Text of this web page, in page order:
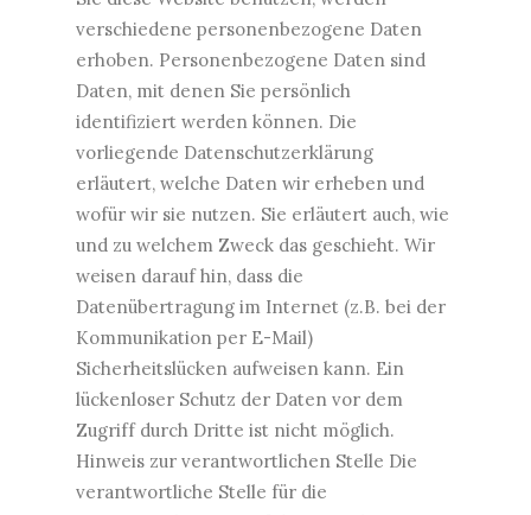
verschiedene personenbezogene Daten
erhoben. Personenbezogene Daten sind
Daten, mit denen Sie persönlich
identifiziert werden können. Die
vorliegende Datenschutzerklärung
erläutert, welche Daten wir erheben und
wofür wir sie nutzen. Sie erläutert auch, wie
und zu welchem Zweck das geschieht. Wir
weisen darauf hin, dass die
Datenübertragung im Internet (z.B. bei der
Kommunikation per E-Mail)
Sicherheitslücken aufweisen kann. Ein
lückenloser Schutz der Daten vor dem
Zugriff durch Dritte ist nicht möglich.
Hinweis zur verantwortlichen Stelle Die
verantwortliche Stelle für die